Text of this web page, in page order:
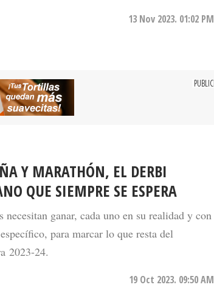
13 Nov 2023. 01:02 PM
Y MARATHÓN, EL DERBI
QUE SIEMPRE SE ESPERA
ganar, cada uno en su realidad y con
para marcar lo que resta del
2023-24.